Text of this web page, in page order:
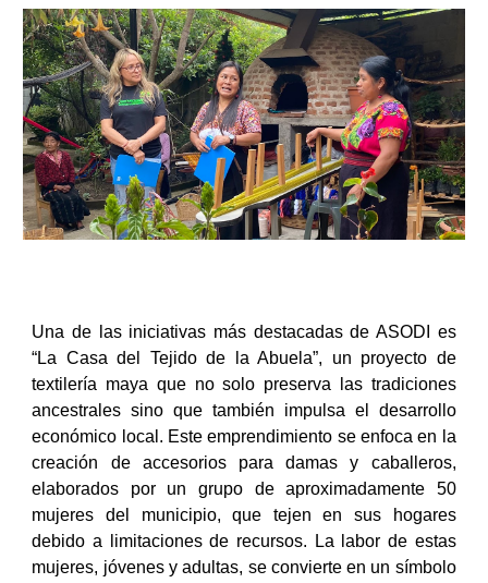
Una de las iniciativas más destacadas de ASODI es
“La Casa del Tejido de la Abuela”, un proyecto de
textilería maya que no solo preserva las tradiciones
ancestrales sino que también impulsa el desarrollo
económico local. Este emprendimiento se enfoca en la
creación de accesorios para damas y caballeros,
elaborados por un grupo de aproximadamente 50
mujeres del municipio, que tejen en sus hogares
debido a limitaciones de recursos. La labor de estas
mujeres, jóvenes y adultas, se convierte en un símbolo